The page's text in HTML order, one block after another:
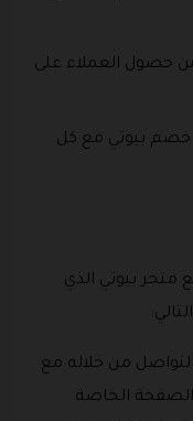
حصول العملاء على
خصم بيوتي مع كل
بيوتي الذي
من خلاله مع
الخاصة